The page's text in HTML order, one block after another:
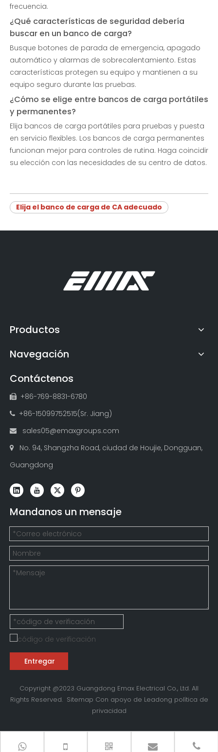
frecuencia.
¿Qué características de seguridad debería
buscar en un banco de carga?
Busque botones de parada de emergencia, apagado
automático y alarmas de sobrecalentamiento. Estas
características protegen su equipo y mantienen a su
equipo seguro durante las pruebas.
¿Cómo se elige entre bancos de carga portátiles
y permanentes?
Elija bancos de carga portátiles para pruebas y puesta
en servicio flexibles. Los bancos de carga permanentes
funcionan mejor para controles de rutina. Haga coincidir
su elección con las necesidades de su centro de datos.
Elija el banco de carga de CA adecuado
Productos
Navegación
Contáctenos
 +86-769-8831-6780
 +86-15099752515(Sr. Jiang)
 sales05@emaxgroups.com

No. 94, Shangzha Road, ciudad de Houjie, Dongguan,
Guangdong
Mandanos un mensaje
Entregar
Copyright @2023 Guangdong Emax Electrical Co., Ltd. All
Rights Reserved. Sitemap Con apoyo de Leadong política de
privacidad